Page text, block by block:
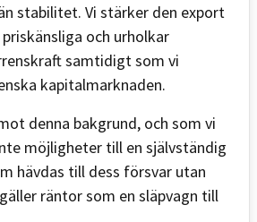
stabilitet. Vi stärker den export
och urholkar
samtidigt som vi
kapitalmarknaden.
denna bakgrund, och som vi
möjligheter till en självständig
hävdas till dess försvar utan
räntor som en släpvagn till